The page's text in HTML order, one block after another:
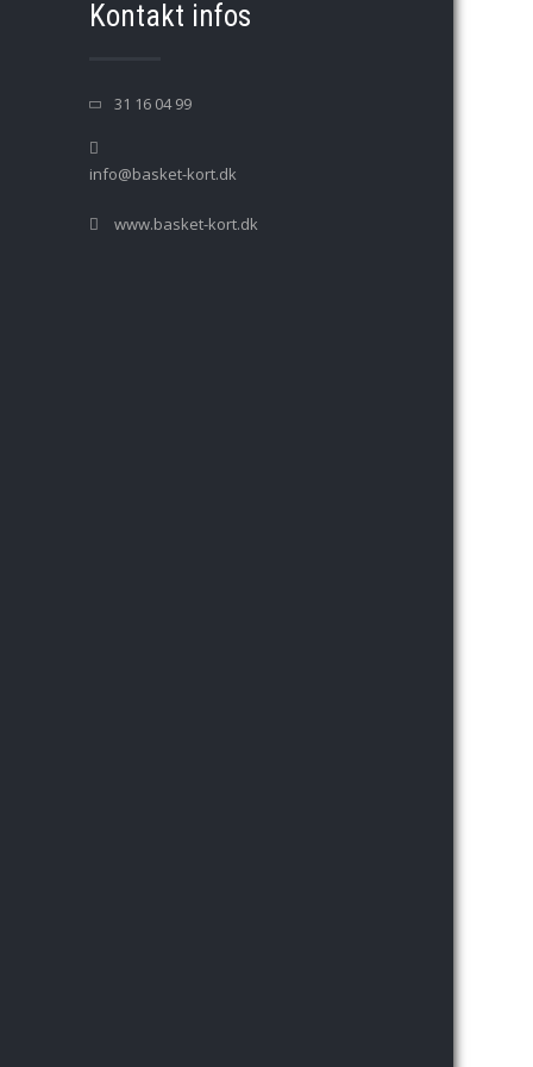
Kontakt infos
31 16 04 99
info@basket-kort.dk
www.basket-kort.dk